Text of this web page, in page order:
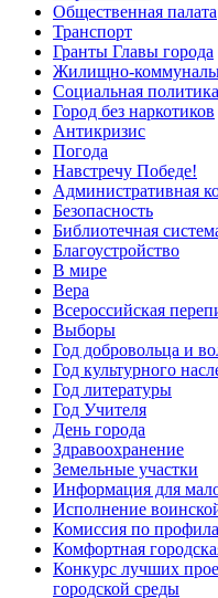
Общественная палата
Транспорт
Гранты Главы города
Жилищно-
Социальная политика
Город без наркотиков
Антикризис
Погода
Навстречу Победе!
Административная
Безопасность
Библиотечная
Благоустройство
В мире
Вера
Всероссийская
Выборы
Год добровольца и
Год культурного
Год литературы
Год Учителя
День города
Здравоохранение
Земельные участки
Информация для
Исполнение
Комиссия по
Комфортная
Конкурс лучших
городской среды